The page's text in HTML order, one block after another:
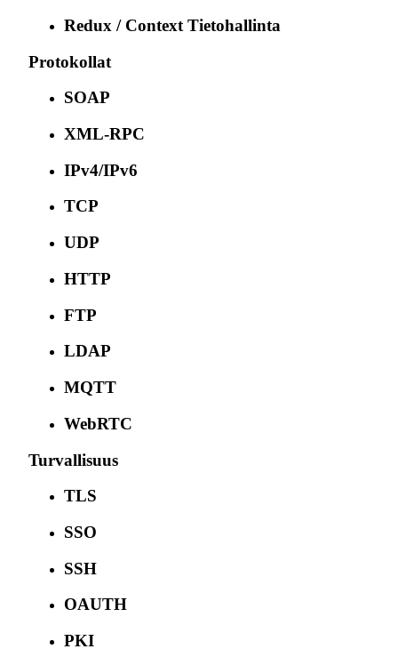
Redux / Context Tietohallinta
Protokollat
SOAP
XML-RPC
IPv4/IPv6
TCP
UDP
HTTP
FTP
LDAP
MQTT
WebRTC
Turvallisuus
TLS
SSO
SSH
OAUTH
PKI